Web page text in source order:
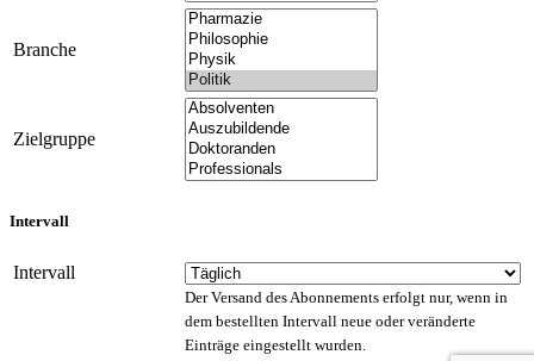
Branche
Zielgruppe
Intervall
Intervall
Der Versand des Abonnements erfolgt nur, wenn in
dem bestellten Intervall neue oder veränderte
Einträge eingestellt wurden.